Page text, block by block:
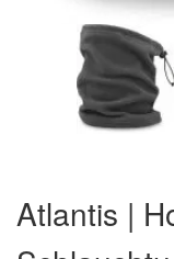
der
Bildergalerie
springen
Atlantis |